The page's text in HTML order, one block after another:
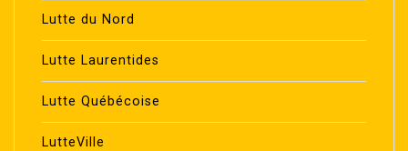
Lutte du Nord
Lutte Laurentides
Lutte Québécoise
LutteVille